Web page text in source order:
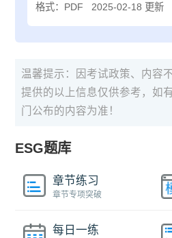
格式：PDF 2025-02-18 更新
温馨提示：因考试政策、内容
提供的以上信息仅供参考，如
门公布的内容为准！
ESG题库
章节练习
章节专项突破
每日一练